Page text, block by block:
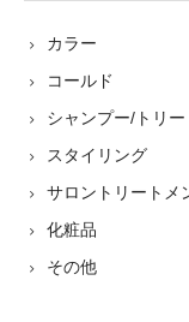
カラー
コールド
シャンプー/トリ
スタイリング
サロントリートメ
化粧品
その他